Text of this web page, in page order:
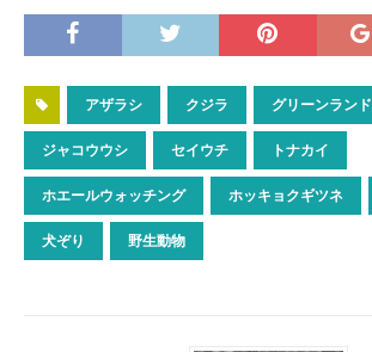
アザラシ クジラ グリーンランド
ジャコウウシ セイウチ トナカイ
ホエールウォッチング ホッキョクギツネ
犬ぞり 野生動物